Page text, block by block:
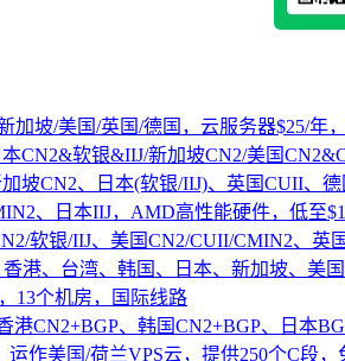
加坡/美国/英国/德国，云服务器$25/年
本CN2&软银&IIJ/新加坡CN2/美国
坡CN2、日本(软银/IIJ)、英国CUII、
、日本IIJ，AMD高性能硬件，低至
软银/IIJ、美国CN2/CUII/CMIN2、英
港、台湾、韩国、日本、新加坡、美
13个机房，国际线路
港CN2+BGP、韩国CN2+BGP、日本
运作美国/荷兰VPS云，提供250个C段，